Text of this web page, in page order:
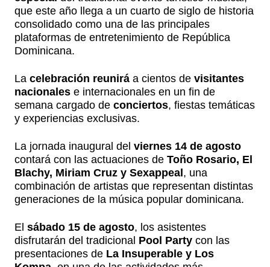
que este año llega a un cuarto de siglo de historia
consolidado como una de las principales
plataformas de entretenimiento de República
Dominicana.
La celebración reunirá a cientos de visitantes
nacionales e internacionales en un fin de
semana cargado de conciertos, fiestas temáticas
y experiencias exclusivas.
La jornada inaugural del viernes 14 de agosto
contará con las actuaciones de Toño Rosario, El
Blachy, Miriam Cruz y Sexappeal , una
combinación de artistas que representan distintas
generaciones de la música popular dominicana.
El sábado 15 de agosto, los asistentes
disfrutarán del tradicional Pool Party con las
presentaciones de La Insuperable y Los